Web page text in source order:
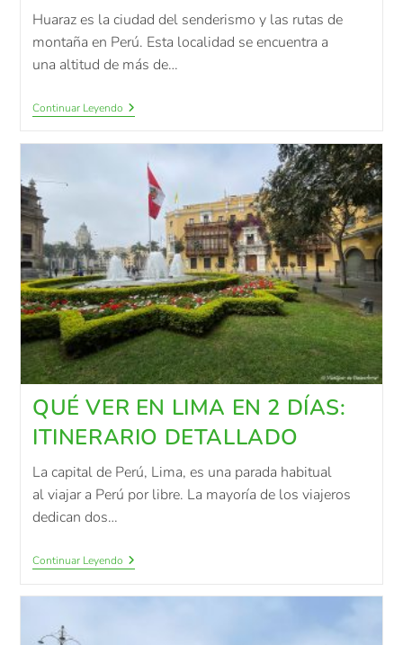
Huaraz es la ciudad del senderismo y las rutas de
montaña en Perú. Esta localidad se encuentra a
una altitud de más de…
Continuar Leyendo
QUÉ VER EN LIMA EN 2 DÍAS:
ITINERARIO DETALLADO
La capital de Perú, Lima, es una parada habitual
al viajar a Perú por libre. La mayoría de los viajeros
dedican dos…
Continuar Leyendo